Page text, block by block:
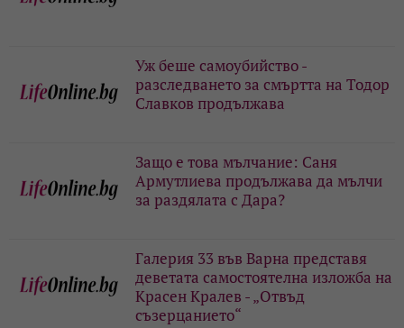
Уж беше самоубийство -
разследването за смъртта на Тодор
Славков продължава
Защо е това мълчание: Саня
Армутлиева продължава да мълчи
за раздялата с Дара?
Галерия 33 във Варна представя
деветата самостоятелна изложба на
Красен Кралев - „Отвъд
съзерцанието“